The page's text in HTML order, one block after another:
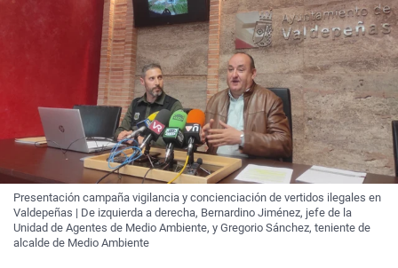
Presentación campaña vigilancia y concienciación de vertidos ilegales en
Valdepeñas | De izquierda a derecha, Bernardino Jiménez, jefe de la
Unidad de Agentes de Medio Ambiente, y Gregorio Sánchez, teniente de
alcalde de Medio Ambiente